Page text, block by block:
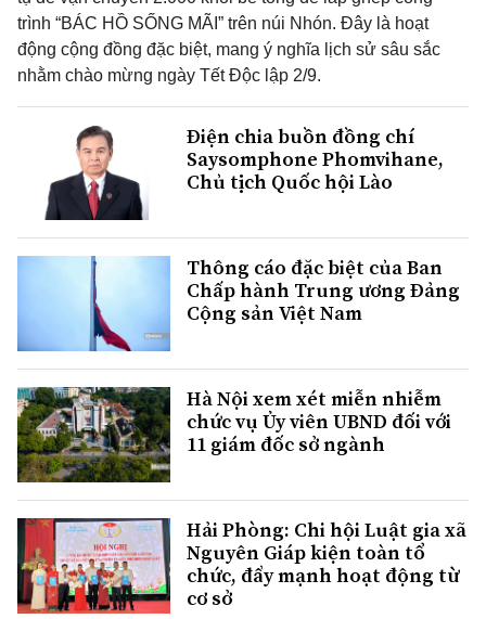
trình “BÁC HỒ SỐNG MÃI” trên núi Nhón. Đây là hoạt
động cộng đồng đặc biệt, mang ý nghĩa lịch sử sâu sắc
nhằm chào mừng ngày Tết Độc lập 2/9.
Điện chia buồn đồng chí
Saysomphone Phomvihane,
Chủ tịch Quốc hội Lào
Thông cáo đặc biệt của Ban
Chấp hành Trung ương Đảng
Cộng sản Việt Nam
Hà Nội xem xét miễn nhiễm
chức vụ Ủy viên UBND đối với
11 giám đốc sở ngành
Hải Phòng: Chi hội Luật gia xã
Nguyên Giáp kiện toàn tổ
chức, đẩy mạnh hoạt động từ
cơ sở